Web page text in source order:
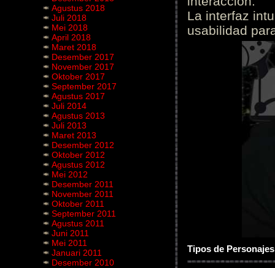
Agustus 2018
Juli 2018
Mei 2018
April 2018
Maret 2018
Desember 2017
November 2017
Oktober 2017
September 2017
Agustus 2017
Juli 2014
Agustus 2013
Juli 2013
Maret 2013
Desember 2012
Oktober 2012
Agustus 2012
Mei 2012
Desember 2011
November 2011
Oktober 2011
September 2011
Agustus 2011
Juni 2011
Mei 2011
Januari 2011
Desember 2010
La interfaz
usabilidad
Tipos de